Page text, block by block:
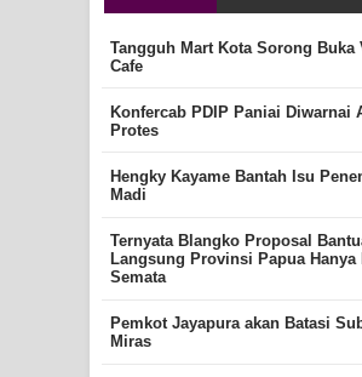
Tangguh Mart Kota Sorong Buka
Cafe
Konfercab PDIP Paniai Diwarnai
Protes
Hengky Kayame Bantah Isu
Madi
Ternyata Blangko Proposal
Langsung Provinsi Papua Hanya
Semata
Pemkot Jayapura akan Batasi
Miras